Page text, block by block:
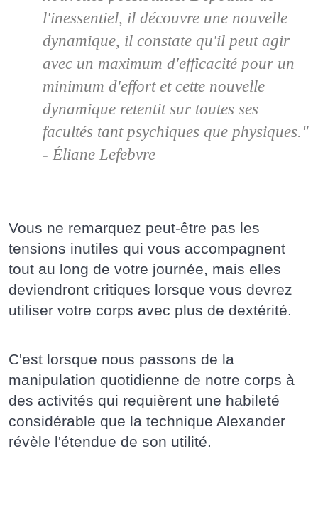
l'inessentiel, il découvre une nouvelle
dynamique, il constate qu'il peut agir
avec un maximum d'efficacité pour un
minimum d'effort et cette nouvelle
dynamique retentit sur toutes ses
facultés tant psychiques que physiques."
- Éliane Lefebvre
Vous ne remarquez peut-être pas les
tensions inutiles qui vous accompagnent
tout au long de votre journée, mais elles
deviendront critiques lorsque vous devrez
utiliser votre corps avec plus de dextérité.
C'est lorsque nous passons de la
manipulation quotidienne de notre corps à
des activités qui requièrent une habileté
considérable que la technique Alexander
révèle l'étendue de son utilité.